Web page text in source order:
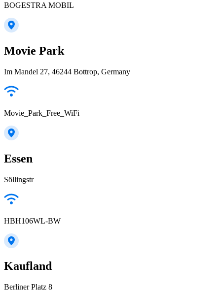
BOGESTRA MOBIL
Movie Park
Im Mandel 27, 46244 Bottrop, Germany
Movie_Park_Free_WiFi
Essen
Söllingstr
HBH106WL-BW
Kaufland
Berliner Platz 8